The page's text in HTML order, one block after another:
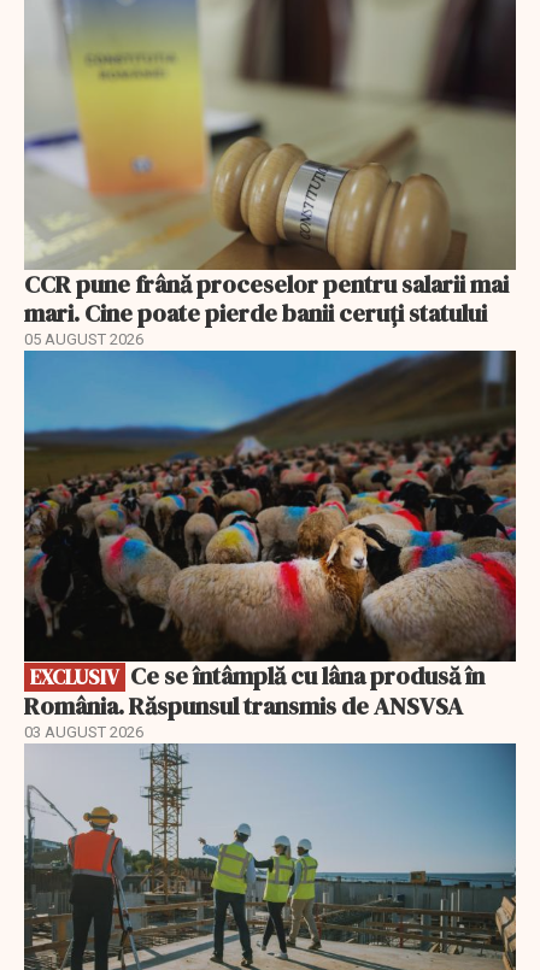
CCR pune frână proceselor pentru salarii mai
mari. Cine poate pierde banii ceruți statului
05 AUGUST 2026
EXCLUSIV
România. Răspunsul transmis de ANSVSA
03 AUGUST 2026